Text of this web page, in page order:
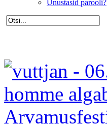
Unustasid parooli?